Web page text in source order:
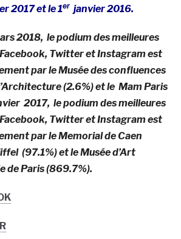
2017 et le 1erjanvier 2016.
2018, le podium des meilleures
Twitter et Instagram est
par le Musée des confluences
(2.6%) et le Mam Paris
2017, le podium des meilleures
Twitter et Instagram est
par le Memorial de Caen
(97.1%) et le Musée d’Art
de Paris (869.7%).